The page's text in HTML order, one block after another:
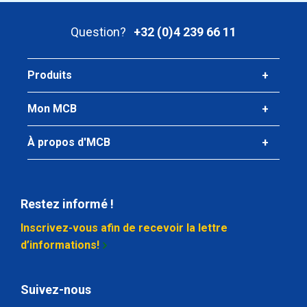
24,786
Sélectionner
N° d'article
Description
Tôle alu EN AW-5754 H22 2500x1250x3 sans papier
2800-0720-3153
Question? +32 (0)4 239 66 11
Produits
Mon MCB
À propos d'MCB
Restez informé !
Inscrivez-vous afin de recevoir la lettre
d’informations!
Suivez-nous